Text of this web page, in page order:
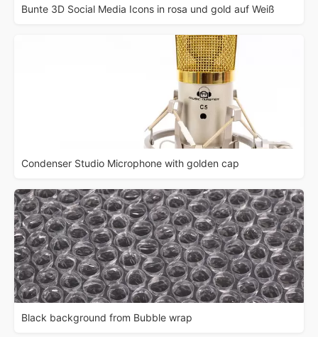
Bunte 3D Social Media Icons in rosa und gold auf Weiß
Condenser Studio Microphone with golden cap
Black background from Bubble wrap